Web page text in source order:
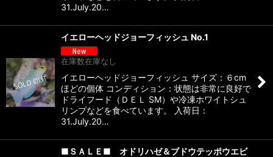
31.July.20…
イエローヘッドジョーフィッシュ No.1
在庫数在庫なし
イエローヘッドジョーフィッシュ サイズ：６cm
ほどの個体 コンディション：状態は非常に良好で
ドライフード（ＤＥＬ SM）や冷凍ホワイトシュ
リンプなどを食べています。 入荷日：
31.July.20…
■ＳＡＬＥ■ オドリハゼ＆ブドウテッポウエビ